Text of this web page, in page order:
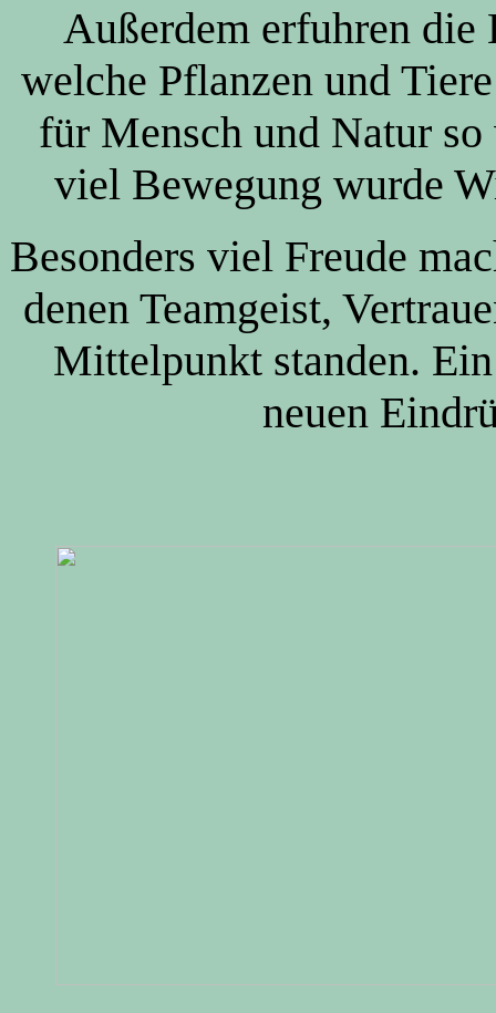
Außerdem erfuhren die
welche Pflanzen und
für Mensch und Natur
viel Bewegung wurde
Besonders viel Freude
denen Teamgeist,
Mittelpunkt standen.
neuen